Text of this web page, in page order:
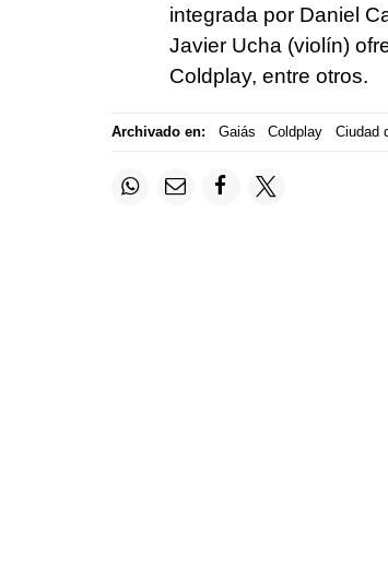
integrada por Daniel
Javier Ucha (violín)
Coldplay, entre otros.
Archivado en: Gaiás Coldplay Ciudad